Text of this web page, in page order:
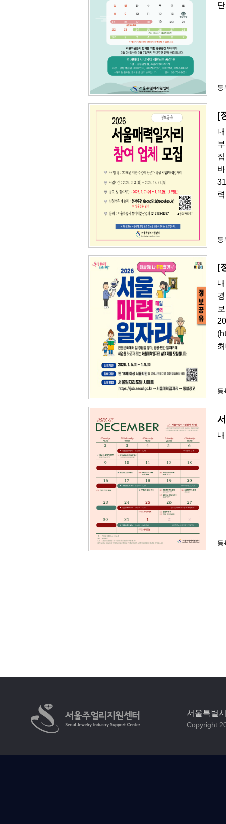
등
[
등
[
등
등
서울특별
Copyright